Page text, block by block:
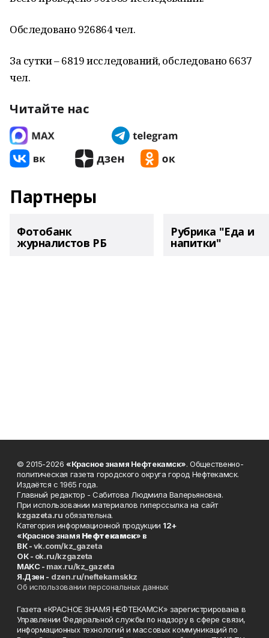
Обследовано 926864 чел.
За сутки – 6819 исследований, обследовано 6637
чел.
Читайте нас
Партнеры
Фотобанк
журналистов РБ
Рубрика "Еда и
напитки"
© 2015-2026 «Красное знамя Нефтекамск». Общественно-
политическая газета городского округа город Нефтекамск.
Издаётся с 1965 года.
Главный редактор - Сабитова Людмила Валерьяновна.
При использовании материалов гиперссылка на сайт
kzgazeta.ru обязательна.
Категория информационной продукции 12+
«Красное знамя Нефтекамск» в
ВК -vk.com/kz_gazeta
ОК - ok.ru/kzgazeta
MAKC - max.ru/kz_gazeta
Я.Дзен - dzen.ru/neftekamskkz
Об использовании персональных данных
Газета «КРАСНОЕ ЗНАМЯ НЕФТЕКАМСК» зарегистрирована в
Управлении Федеральной службы по надзору в сфере связи,
информационных технологий и массовых коммуникаций по